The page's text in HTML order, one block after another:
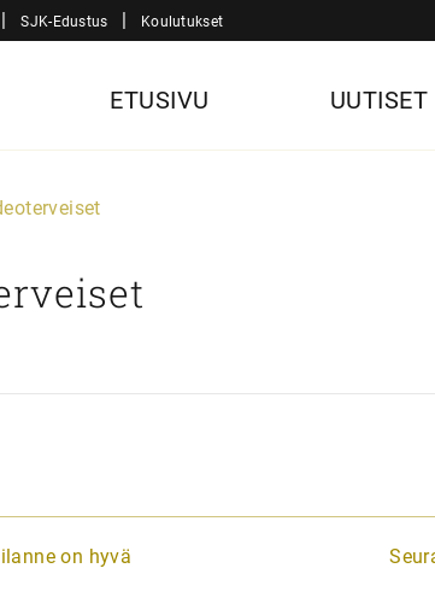
| SJK-Edustus | Koulutukset
ETUSIVU UUTISET
on hyvä